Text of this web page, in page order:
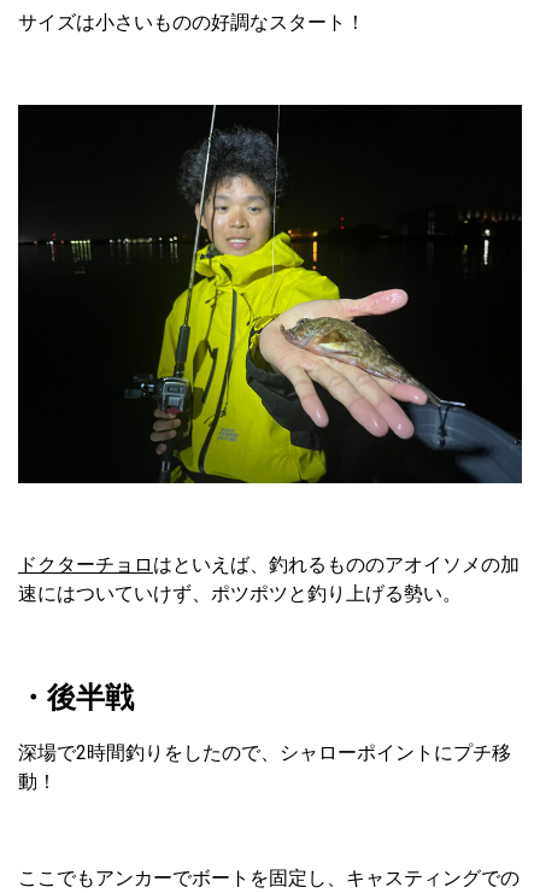
サイズは小さいものの好調なスタート！
ドクターチョロ はといえば、釣れるもののアオイソメの加
速にはついていけず、ポツポツと釣り上げる勢い。
・後半戦
深場で2時間釣りをしたので、シャローポイントにプチ移
動！
ここでもアンカーでボートを固定し、キャスティングでの